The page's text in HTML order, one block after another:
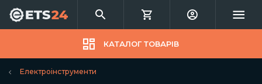
КАТАЛОГ ТОВАРІВ
Електроінструменти